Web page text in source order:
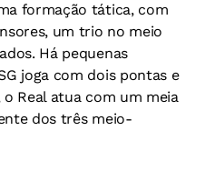
formação tática, com
um trio no meio
Há pequenas
joga com dois pontas e
Real atua com um meia
dos três meio-